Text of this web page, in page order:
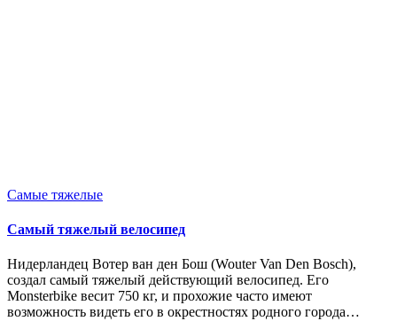
Опубликовано
Самые тяжелые
Самый тяжелый велосипед
Нидерландец Вотер ван ден Бош (Wouter Van Den Bosch),
создал самый тяжелый действующий велосипед. Его
Monsterbike весит 750 кг, и прохожие часто имеют
возможность видеть его в окрестностях родного города…